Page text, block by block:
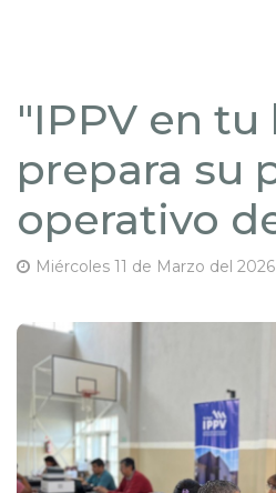
"IPPV en tu
prepara su
operativo
Miércoles 11 de Marzo del